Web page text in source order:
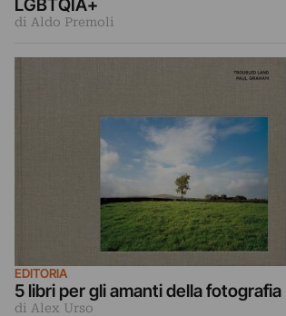
LGBTQIA+
di Aldo Premoli
EDITORIA
5 libri per gli amanti della fotografia
di Alex Urso